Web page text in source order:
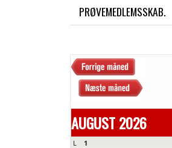
PRØVEMEDLEMSSKAB.
AUGUST 2026
L
1